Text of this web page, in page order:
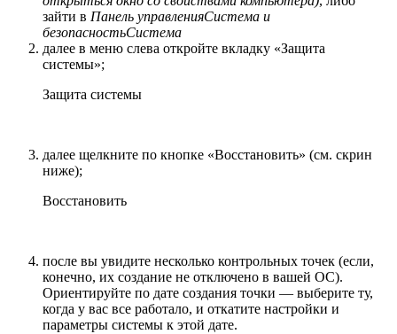
зайти в Панель управленияСистема и
безопасностьСистема
далее в меню слева откройте вкладку «Защита
системы»;
Защита системы
далее щелкните по кнопке «Восстановить» (см. скрин
ниже);
Восстановить
после вы увидите несколько контрольных точек (если,
конечно, их создание не отключено в вашей ОС).
Ориентируйте по дате создания точки — выберите ту,
когда у вас все работало, и откатите настройки и
параметры системы к этой дате.